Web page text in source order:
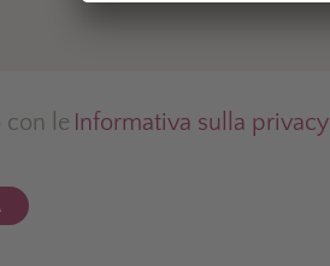
con le Informativa sulla privacy